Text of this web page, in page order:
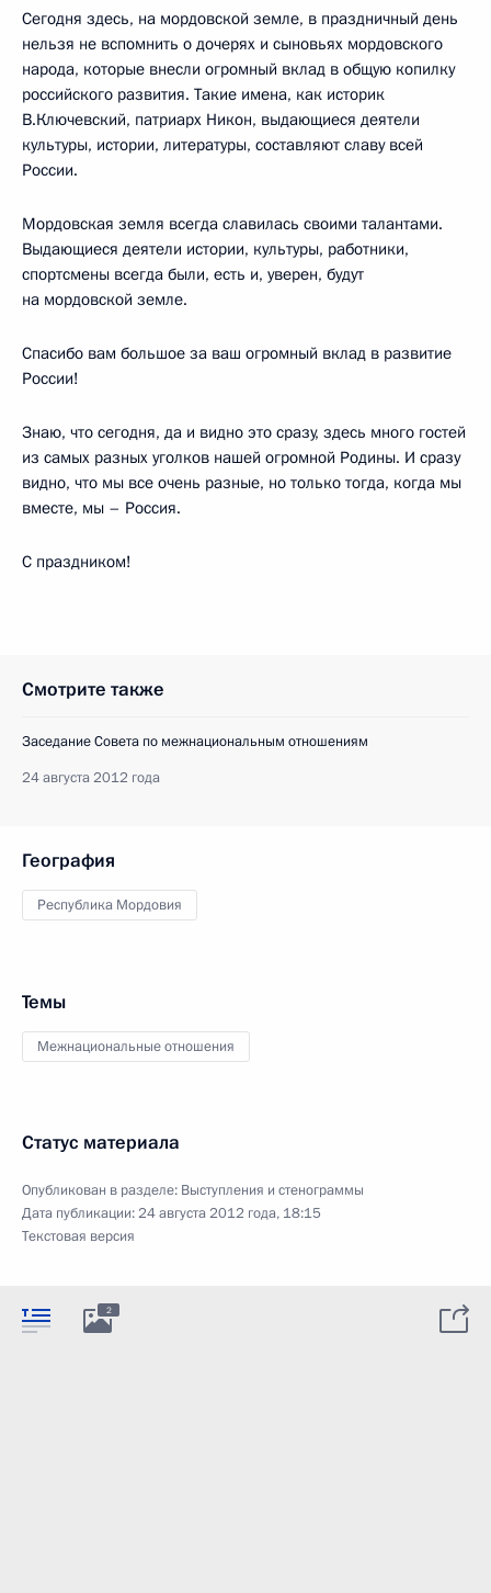
Сегодня здесь, на мордовской земле, в праздничный день
нельзя не вспомнить о дочерях и сыновьях мордовского
народа, которые внесли огромный вклад в общую копилку
российского развития. Такие имена, как историк
В.Ключевский, патриарх Никон, выдающиеся деятели
культуры, истории, литературы, составляют славу всей
России.
Мордовская земля всегда славилась своими талантами.
Выдающиеся деятели истории, культуры, работники,
спортсмены всегда были, есть и, уверен, будут
на мордовской земле.
Спасибо вам большое за ваш огромный вклад в развитие
России!
Знаю, что сегодня, да и видно это сразу, здесь много гостей
из самых разных уголков нашей огромной Родины. И сразу
видно, что мы все очень разные, но только тогда, когда мы
вместе, мы – Россия.
С праздником!
Смотрите также
Заседание Совета по межнациональным отношениям
24 августа 2012 года
География
Республика Мордовия
Темы
Межнациональные отношения
Статус материала
Опубликован в разделе: Выступления и стенограммы
Дата публикации:24 августа 2012 года, 18:15
Текстовая версия
2